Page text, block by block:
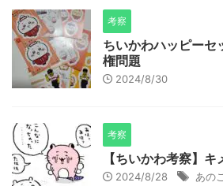
考察
ちいかわハッピーセ
権問題
2024/8/30
考察
【ちいかわ考察】
2024/8/28 あのこ